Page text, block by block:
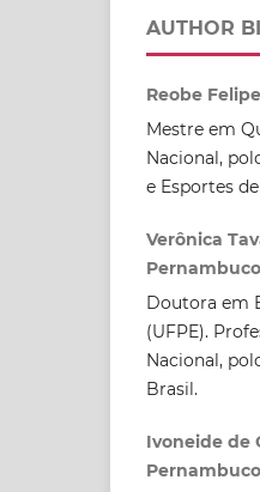
AUTHOR
Reobe
Mestre em
Nacional,
e Esportes
Verônica
Pernambuco
Doutora em
(UFPE).
Nacional,
Brasil.
Ivoneide de
Pernambuco